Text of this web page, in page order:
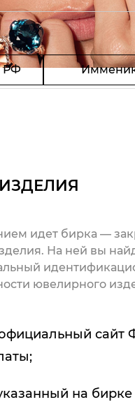
РФ
идет бирка —
На ней вы
ювелирного
сайт
на